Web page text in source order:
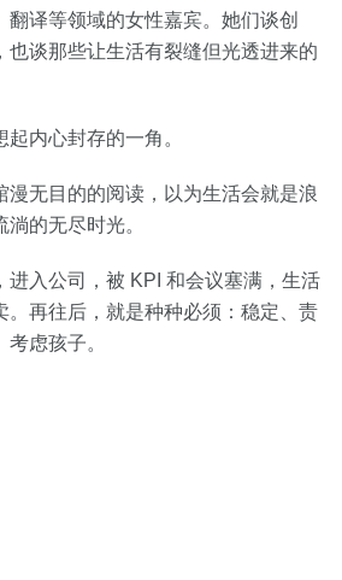
翻译等领域的女性嘉宾。她们谈创
也谈那些让生活有裂缝但光透进来的
内心封存的一角。
漫无目的的阅读，以为生活会就是浪
的无尽时光。
进入公司，被 KPI 和会议塞满，生活
。再往后，就是种种必须：稳定、责
虑孩子。